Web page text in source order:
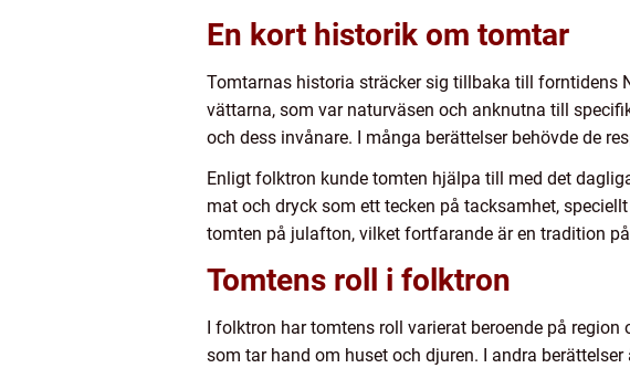
En kort historik om tomtar
Tomtarnas historia sträcker sig tillbaka till forntidens
vättarna, som var naturväsen och anknutna till
och dess invånare. I många berättelser behövde de
Enligt folktron kunde tomten hjälpa till med det
mat och dryck som ett tecken på tacksamhet,
tomten på julafton, vilket fortfarande är en tradition
Tomtens roll i folktron
I folktron har tomtens roll varierat beroende på
som tar hand om huset och djuren. I andra